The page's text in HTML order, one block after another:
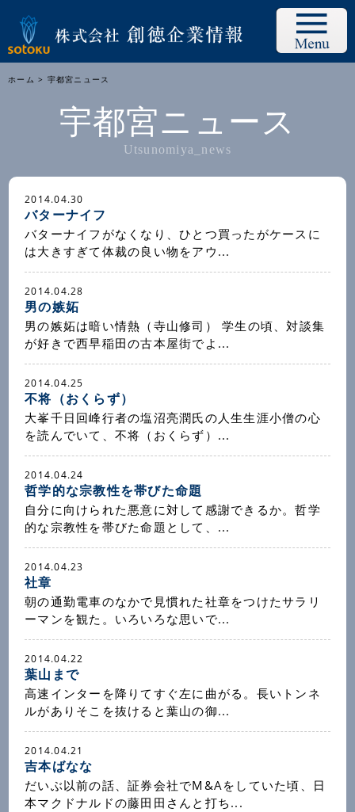
ホーム > 宇都宮ニュース
宇都宮ニュース
Utsunomiya_news
2014.04.30
バターナイフ
バターナイフがなくなり、ひとつ買ったがケースに
は大きすぎて体裁の良い物をアウ...
2014.04.28
男の嫉妬
男の嫉妬は暗い情熱（寺山修司） 学生の頃、対談集
が好きで西早稲田の古本屋街でよ...
2014.04.25
不将（おくらず）
大峯千日回峰行者の塩沼亮潤氏の人生生涯小僧の心
を読んでいて、不将（おくらず）...
2014.04.24
哲学的な宗教性を帯びた命題
自分に向けられた悪意に対して感謝できるか。哲学
的な宗教性を帯びた命題として、...
2014.04.23
社章
朝の通勤電車のなかで見慣れた社章をつけたサラリ
ーマンを観た。いろいろな思いで...
2014.04.22
葉山まで
高速インターを降りてすぐ左に曲がる。長いトンネ
ルがありそこを抜けると葉山の御...
2014.04.21
吉本ばなな
だいぶ以前の話、証券会社でM&Aをしていた頃、日
本マクドナルドの藤田田さんと打ち...